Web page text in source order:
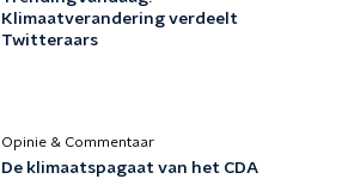
Klimaatverandering verdeelt
Twitteraars
Opinie & Commentaar
De klimaatspagaat van het CDA